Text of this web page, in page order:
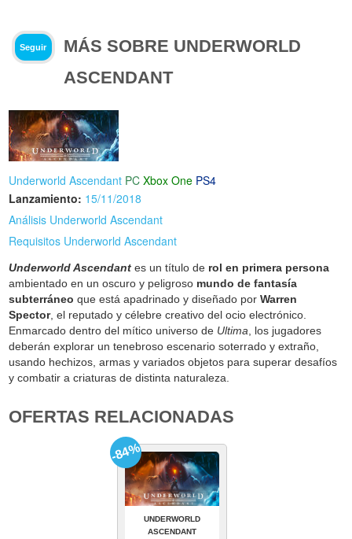
Seguir
MÁS SOBRE UNDERWORLD
ASCENDANT
Underworld Ascendant PC Xbox One PS4
Lanzamiento: 15/11/2018
Análisis Underworld Ascendant
Requisitos Underworld Ascendant
Underworld Ascendant es un título de rol en primera persona
ambientado en un oscuro y peligroso mundo de fantasía
subterráneo que está apadrinado y diseñado porWarren
Spector, el reputado y célebre creativo del ocio electrónico.
Enmarcado dentro del mítico universo de Ultima, los jugadores
deberán explorar un tenebroso escenario soterrado y extraño,
usando hechizos, armas y variados objetos para superar desafíos
y combatir a criaturas de distinta naturaleza.
OFERTAS RELACIONADAS
UNDERWORLD
ASCENDANT
-84%